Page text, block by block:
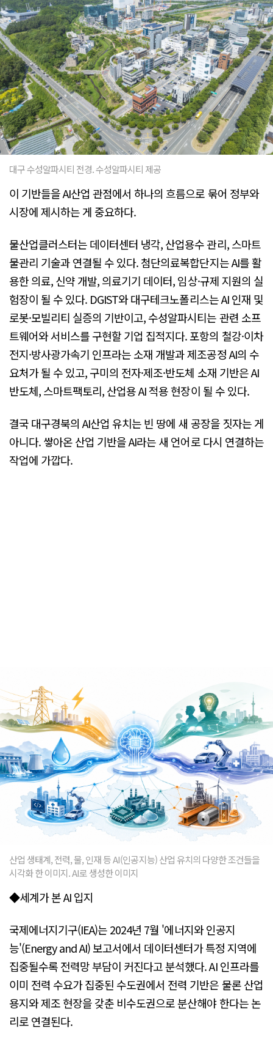
대구 수성알파시티 전경. 수성알파시티 제공
이 기반들을 AI산업 관점에서 하나의 흐름으로 묶어 정부와
시장에 제시하는 게 중요하다.
물산업클러스터는 데이터센터 냉각, 산업용수 관리, 스마트
물관리 기술과 연결될 수 있다. 첨단의료복합단지는 AI를 활
용한 의료, 신약 개발, 의료기기 데이터, 임상·규제 지원의 실
험장이 될 수 있다. DGIST와 대구테크노폴리스는 AI 인재 및
로봇·모빌리티 실증의 기반이고, 수성알파시티는 관련 소프
트웨어와 서비스를 구현할 기업 집적지다. 포항의 철강·이차
전지·방사광가속기 인프라는 소재 개발과 제조공정 AI의 수
요처가 될 수 있고, 구미의 전자·제조·반도체 소재 기반은 AI
반도체, 스마트팩토리, 산업용 AI 적용 현장이 될 수 있다.
결국 대구경북의 AI산업 유치는 빈 땅에 새 공장을 짓자는 게
아니다. 쌓아온 산업 기반을 AI라는 새 언어로 다시 연결하는
작업에 가깝다.
산업 생태계, 전력, 물, 인재 등 AI(인공지능) 산업 유치의 다양한 조건들을
시각화 한 이미지. AI로 생성한 이미지
◆세계가 본 AI 입지
국제에너지기구(IEA)는 2024년 7월 '에너지와 인공지
능'(Energy and AI) 보고서에서 데이터센터가 특정 지역에
집중될수록 전력망 부담이 커진다고 분석했다. AI 인프라를
이미 전력 수요가 집중된 수도권에서 전력 기반은 물론 산업
용지와 제조 현장을 갖춘 비수도권으로 분산해야 한다는 논
리로 연결된다.